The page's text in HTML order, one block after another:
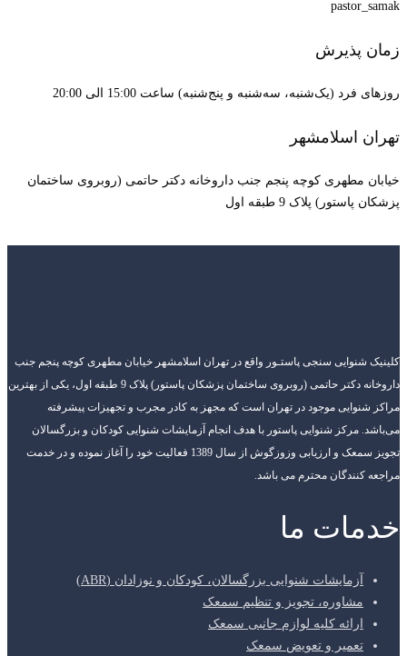
pastor_samak
زمان پذیرش
روزهای فرد (یک‌شنبه، سه‌شنبه و پنج‌شنبه) ساعت 15:00 الی 20:00
تهران اسلامشهر
خیابان مطهری کوچه پنجم جنب داروخانه دکتر حاتمی (روبروی ساختمان
پزشکان پاستور) پلاک 9 طبقه اول
کلینیک شنوایی سنجی پاستـور واقع در تهران اسلامشهر خیابان مطهری کوچه پنجم جنب
داروخانه دکتر حاتمی (روبروی ساختمان پزشکان پاستور) پلاک 9 طبقه اول، یکی از بهترین
مراکز شنوایی موجود در تهران است که مجهز به کادر مجرب و تجهیزات پیشرفته
می‌باشد. مرکز شنوایی پاستور با هدف انجام آزمایشات شنوایی کودکان و بزرگسالان
تجویز سمعک و ارزیابی وزوزگوش از سال 1389 فعالیت خود را آغاز نموده و در خدمت
مراجعه کنندگان محترم می باشد.
خدمات ما
آزمایشات شنوایی بزرگسالان، کودکان و نوزادان (ABR)
مشاوره، تجویز و تنظیم سمعک
ارائه کلیه لوازم جانبی سمعک
تعمیر و تعویض سمعک